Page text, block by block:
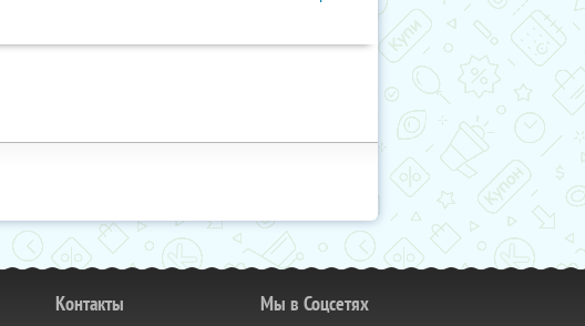
Контакты Мы в Соцсетях